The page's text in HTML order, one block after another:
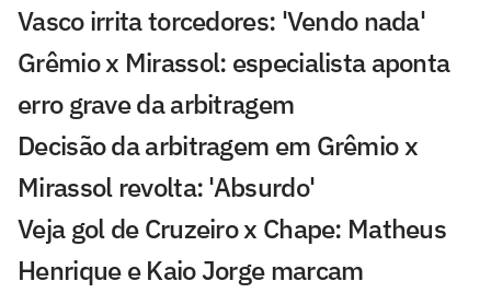
Vasco irrita torcedores: 'Vendo nada'
Grêmio x Mirassol: especialista aponta
erro grave da arbitragem
Decisão da arbitragem em Grêmio x
Mirassol revolta: 'Absurdo'
Veja gol de Cruzeiro x Chape: Matheus
Henrique e Kaio Jorge marcam